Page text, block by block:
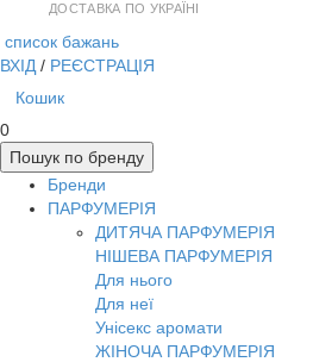
ДОСТАВКА ПО УКРАЇНІ
список бажань
ВХІД / РЕЄСТРАЦІЯ
Кошик
0
Пошук по бренду
Бренди
ПАРФУМЕРІЯ
ДИТЯЧА ПАРФУМЕРІЯ
НІШЕВА ПАРФУМЕРІЯ
Для нього
Для неї
Унісекс аромати
ЖІНОЧА ПАРФУМЕРІЯ